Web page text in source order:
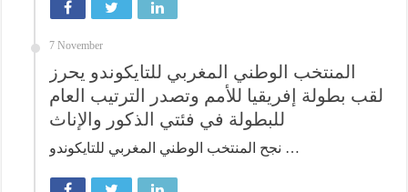
7 November
المنتخب الوطني المغربي للتايكوندو يحرز
لقب بطولة إفريقيا للأمم وتصدر الترتيب العام
للبطولة في فئتي الذكور والإناث
نجح المنتخب الوطني المغربي للتايكوندو …